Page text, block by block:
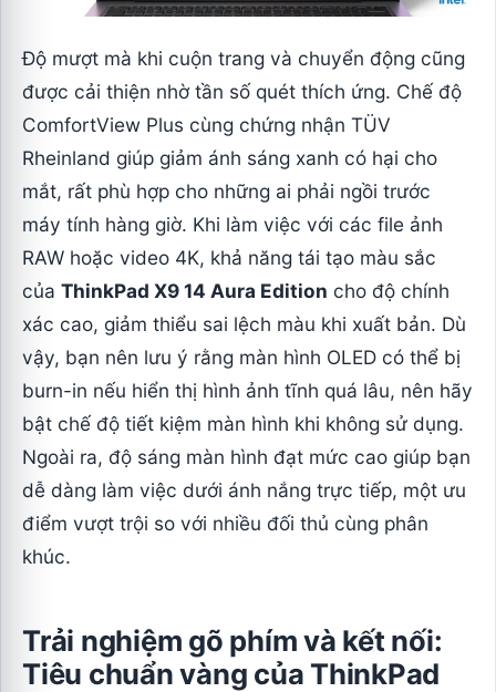
Độ mượt mà khi cuộn trang và chuyển động cũng
được cải thiện nhờ tần số quét thích ứng. Chế độ
ComfortView Plus cùng chứng nhận TÜV
Rheinland giúp giảm ánh sáng xanh có hại cho
mắt, rất phù hợp cho những ai phải ngồi trước
máy tính hàng giờ. Khi làm việc với các file ảnh
RAW hoặc video 4K, khả năng tái tạo màu sắc
củaThinkPad X9 14 Aura Edition cho độ chính
xác cao, giảm thiểu sai lệch màu khi xuất bản. Dù
vậy, bạn nên lưu ý rằng màn hình OLED có thể bị
burn-in nếu hiển thị hình ảnh tĩnh quá lâu, nên hãy
bật chế độ tiết kiệm màn hình khi không sử dụng.
Ngoài ra, độ sáng màn hình đạt mức cao giúp bạn
dễ dàng làm việc dưới ánh nắng trực tiếp, một ưu
điểm vượt trội so với nhiều đối thủ cùng phân
khúc.
Trải nghiệm gõ phím và kết nối:
Tiêu chuẩn vàng của ThinkPad